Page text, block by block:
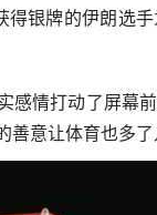
银牌的伊朗选
情打动了屏幕
意让体育也多了